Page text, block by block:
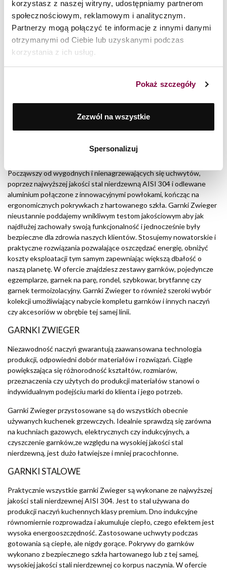
korzystasz z naszej witryny, udostępniamy partnerom
społecznościowym, reklamowym i analitycznym.
Partnerzy mogą połączyć te informacje z innymi danymi
otrzymanymi od Ciebie lub uzyskanymi podczas
korzystania z ich usług.
Pokaż szczegóły
Zezwól na wszystkie
Spersonalizuj
8 lipca 2026
Oznaczenia na garnkach – o czym informują?
CZYTAJ WIĘCEJ >
estetyki z innowacyjną funkcjonalnością w taki sposób, by
sama praca z nimi zapewniała wygodę i bezpieczeństwo w kuchni.
DLACZEGO WARTO WYBRAĆ GARNKI ZWIEGER?
Garnki to podstawowy element wyposażenia każdej kuchni.
Począwszy od wygodnych i nienagrzewających się uchwytów,
poprzez najwyższej jakości stal nierdzewną AISI 304 i odlewane
aluminium połączone z innowacyjnymi powłokami, kończąc na
ergonomicznych pokrywkach z hartowanego szkła. Garnki Zwieger
nieustannie poddajemy wnikliwym testom jakościowym aby jak
najdłużej zachowały swoją funkcjonalność i jednocześnie były
bezpieczne dla zdrowia naszych klientów. Stosujemy nowatorskie i
praktyczne rozwiązania pozwalające oszczędzać energię, obniżyć
koszty eksploatacji tym samym zapewniając większą dbałość o
naszą planetę. W ofercie znajdziesz zestawy garnków, pojedyncze
egzemplarze, garnek na parę, rondel, szybkowar, brytfannę czy
garnek termoizolacyjny. Garnki Zwieger to również szeroki wybór
kolekcji umożliwiający nabycie kompletu garnków i innych naczyń
czy akcesoriów w obrębie tej samej linii.
GARNKI ZWIEGER
Niezawodność naczyń gwarantują zaawansowana technologia
produkcji, odpowiedni dobór materiałów i rozwiązań. Ciągle
powiększająca się różnorodność kształtów, rozmiarów,
przeznaczenia czy użytych do produkcji materiałów stanowi o
indywidualnym podejściu marki do klienta i jego potrzeb.
Garnki Zwieger przystosowane są do wszystkich obecnie
używanych kuchenek grzewczych. Idealnie sprawdzą się zarówna
na kuchniach gazowych, elektrycznych czy indukcyjnych, a
czyszczenie garnków,ze względu na wysokiej jakości stal
nierdzewną, jest dużo łatwiejsze i mniej pracochłonne.
GARNKI STALOWE
Praktycznie wszystkie garnki Zwieger są wykonane ze najwyższej
jakości stali nierdzewnej AISI 304. Jest to stal używana do
produkcji naczyń kuchennych klasy premium. Dno indukcyjne
równomiernie rozprowadza i akumuluje ciepło, czego efektem jest
wysoka energooszczędność. Zastosowane uchwyty podczas
gotowania są ciepłe, ale nigdy gorące. Pokrywy do garnków
wykonano z bezpiecznego szkła hartowanego lub z tej samej,
wysokiej jakości stali nierdzewnej co korpus naczynia. W ofercie